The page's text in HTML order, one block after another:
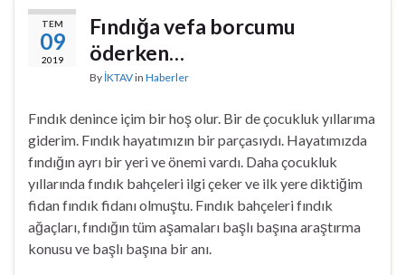
TEM
09
2019
Fındığa vefa borcumu
öderken…
By İKTAVin Haberler
Fındık denince içim bir hoş olur. Bir de çocukluk yıllarıma
giderim. Fındık hayatımızın bir parçasıydı. Hayatımızda
fındığın ayrı bir yeri ve önemi vardı. Daha çocukluk
yıllarında fındık bahçeleri ilgi çeker ve ilk yere diktiğim
fidan fındık fidanı olmuştu. Fındık bahçeleri fındık
ağaçları, fındığın tüm aşamaları başlı başına araştırma
konusu ve başlı başına bir anı.